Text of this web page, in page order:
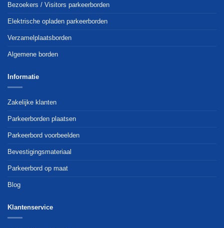
Bezoekers / Visitors parkeerborden
Elektrische opladen parkeerborden
Verzamelplaatsborden
Algemene borden
Informatie
Zakelijke klanten
Parkeerborden plaatsen
Parkeerbord voorbeelden
Bevestigingsmateriaal
Parkeerbord op maat
Blog
Klantenservice